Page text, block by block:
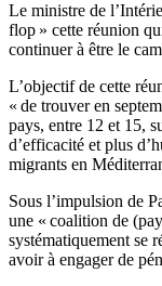
Le ministre de
flop » cette réunion
continuer à être le
L’objectif de cette
« de trouver en
pays, entre 12 et 15,
d’efficacité et plus
migrants en
Sous l’impulsion de
une « coalition de
systématiquement se
avoir à engager de